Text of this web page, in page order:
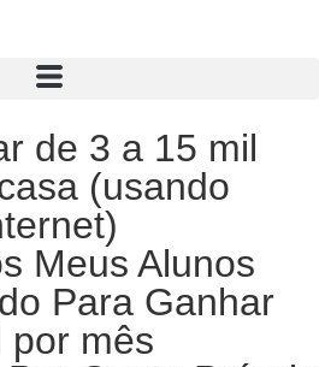
de 3 a 15 mil
(usando
Meus Alunos
Para Ganhar
por mês